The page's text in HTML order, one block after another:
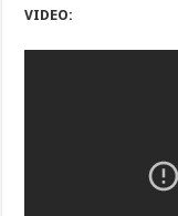
VIDEO: